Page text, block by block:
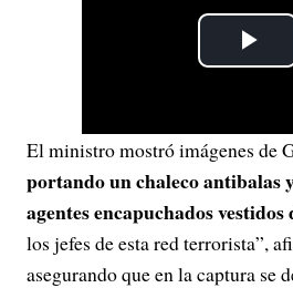
P
a
y
V
El ministro mostró imágenes de
portando un chaleco antibalas
agentes encapuchados vestidos
los jefes de esta red terrorista”,
asegurando que en la captura se